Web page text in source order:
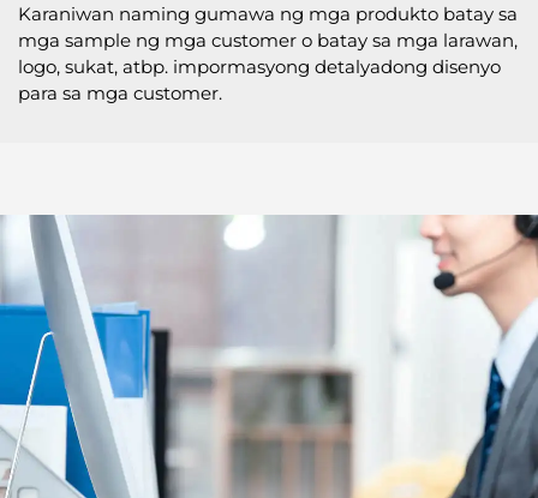
Karaniwan naming gumawa ng mga produkto batay sa
mga sample ng mga customer o batay sa mga larawan,
logo, sukat, atbp. impormasyong detalyadong disenyo
para sa mga customer.